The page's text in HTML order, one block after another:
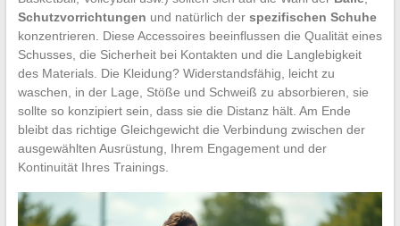
Schutzvorrichtungen und natürlich der spezifischen Schuhe
konzentrieren. Diese Accessoires beeinflussen die Qualität eines
Schusses, die Sicherheit bei Kontakten und die Langlebigkeit
des Materials. Die Kleidung? Widerstandsfähig, leicht zu
waschen, in der Lage, Stöße und Schweiß zu absorbieren, sie
sollte so konzipiert sein, dass sie die Distanz hält. Am Ende
bleibt das richtige Gleichgewicht die Verbindung zwischen der
ausgewählten Ausrüstung, Ihrem Engagement und der
Kontinuität Ihres Trainings.